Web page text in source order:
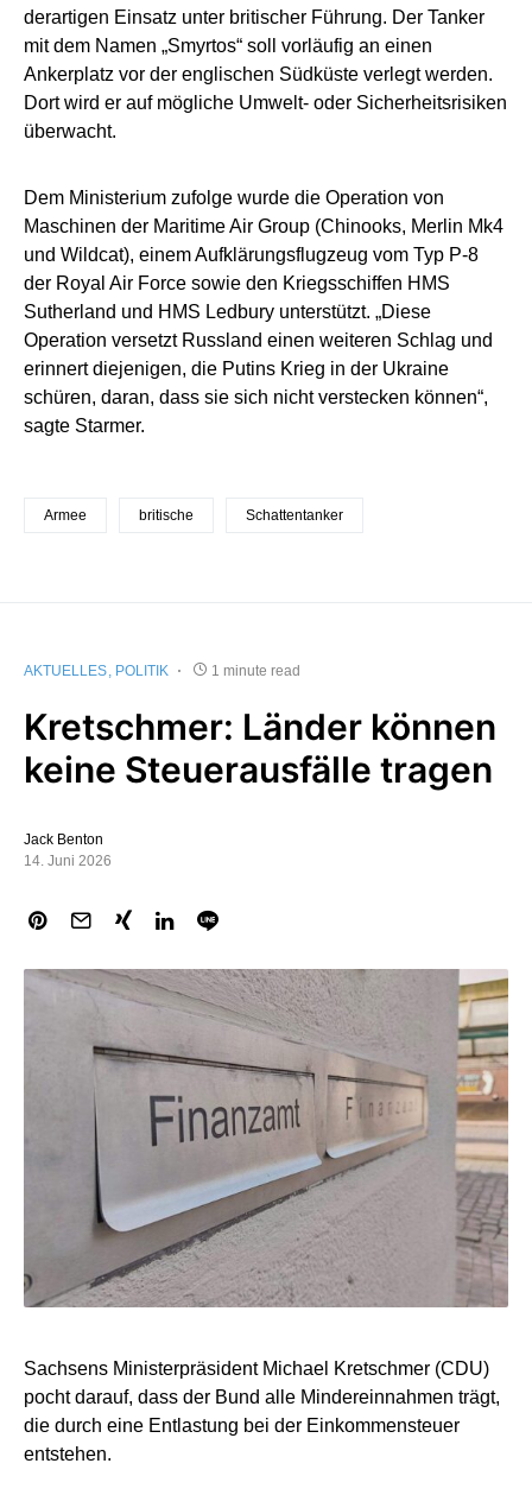
derartigen Einsatz unter britischer Führung. Der Tanker
mit dem Namen „Smyrtos“ soll vorläufig an einen
Ankerplatz vor der englischen Südküste verlegt werden.
Dort wird er auf mögliche Umwelt- oder Sicherheitsrisiken
überwacht.
Dem Ministerium zufolge wurde die Operation von
Maschinen der Maritime Air Group (Chinooks, Merlin Mk4
und Wildcat), einem Aufklärungsflugzeug vom Typ P-8
der Royal Air Force sowie den Kriegsschiffen HMS
Sutherland und HMS Ledbury unterstützt. „Diese
Operation versetzt Russland einen weiteren Schlag und
erinnert diejenigen, die Putins Krieg in der Ukraine
schüren, daran, dass sie sich nicht verstecken können“,
sagte Starmer.
Armee britische Schattentanker
AKTUELLES POLITIK 1 minute read
Kretschmer: Länder können
keine Steuerausfälle tragen
Jack Benton
14. Juni 2026
Sachsens Ministerpräsident Michael Kretschmer (CDU)
pocht darauf, dass der Bund alle Mindereinnahmen trägt,
die durch eine Entlastung bei der Einkommensteuer
entstehen.